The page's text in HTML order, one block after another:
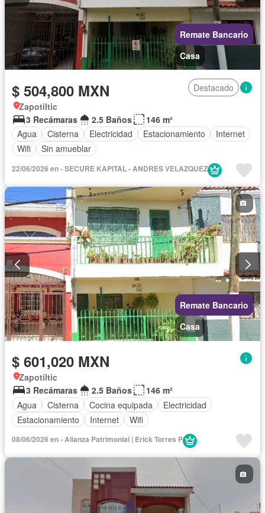
Remate Bancario
Casa
$ 504,800 MXN
Destacado
Zapotiltic
3 Recámaras
2.5 Baños
146 m²
Agua
Cisterna Electricidad Estacionamiento
Internet
Wifi
Sin amueblar
22/06/2026 en - SECURE KAPITAL - ANDRES VELAZQUEZ
Remate Bancario
Casa
$ 601,020 MXN
Zapotiltic
3 Recámaras
2.5 Baños
146 m²
Agua
Cisterna Cocina equipada
Electricidad
Estacionamiento
Internet Wifi
08/06/2026 en - Alianza Patrimonial | Erick Torres P